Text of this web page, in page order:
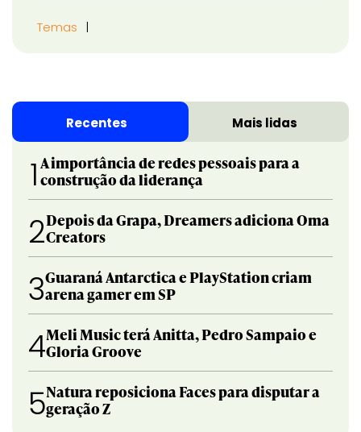
Temas
Recentes Mais lidas
1 A importância de redes pessoais para a
construção da liderança
2Depois da Grapa, Dreamers adiciona Oma
Creators
3Guaraná Antarctica e PlayStation criam
arena gamer em SP
4Meli Music terá Anitta, Pedro Sampaio e
Gloria Groove
5Natura reposiciona Faces para disputar a
geração Z